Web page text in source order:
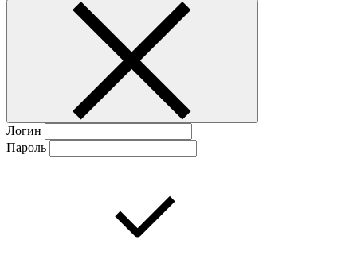
Логин
Пароль